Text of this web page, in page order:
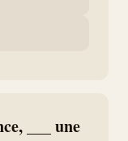
___ une